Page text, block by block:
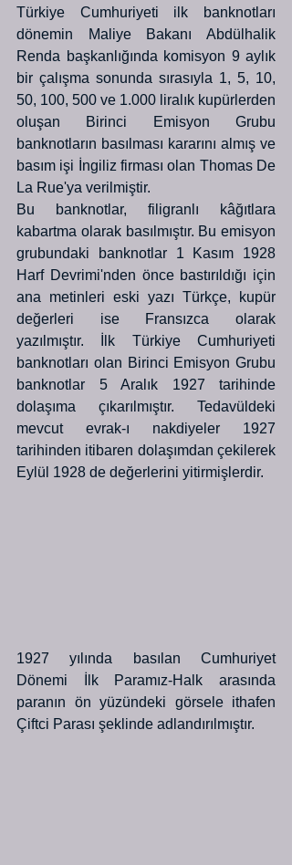
Türkiye Cumhuriyeti ilk banknotları
dönemin Maliye Bakanı Abdülhalik
Renda başkanlığında komisyon 9 aylık
bir çalışma sonunda sırasıyla 1, 5, 10,
50, 100, 500 ve 1.000 liralık kupürlerden
oluşan Birinci Emisyon Grubu
banknotların basılması kararını almış ve
basım işi İngiliz firması olan Thomas De
La Rue'ya verilmiştir.
Bu banknotlar, filigranlı kâğıtlara
kabartma olarak basılmıştır. Bu emisyon
grubundaki banknotlar 1 Kasım 1928
Harf Devrimi'nden önce bastırıldığı için
ana metinleri eski yazı Türkçe, kupür
değerleri ise Fransızca olarak
yazılmıştır. İlk Türkiye Cumhuriyeti
banknotları olan Birinci Emisyon Grubu
banknotlar 5 Aralık 1927 tarihinde
dolaşıma çıkarılmıştır. Tedavüldeki
mevcut evrak-ı nakdiyeler 1927
tarihinden itibaren dolaşımdan çekilerek
Eylül 1928 de değerlerini yitirmişlerdir.
1927 yılında basılan Cumhuriyet
Dönemi İlk Paramız-Halk arasında
paranın ön yüzündeki görsele ithafen
Çiftci Parası şeklinde adlandırılmıştır.